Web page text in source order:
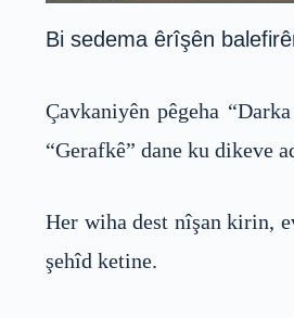
Bi sedema êrîşên
Çavkaniyên pêgeha
“Gerafkê” dane ku dikeve
Her wiha dest nîşan kirin,
şehîd ketine.